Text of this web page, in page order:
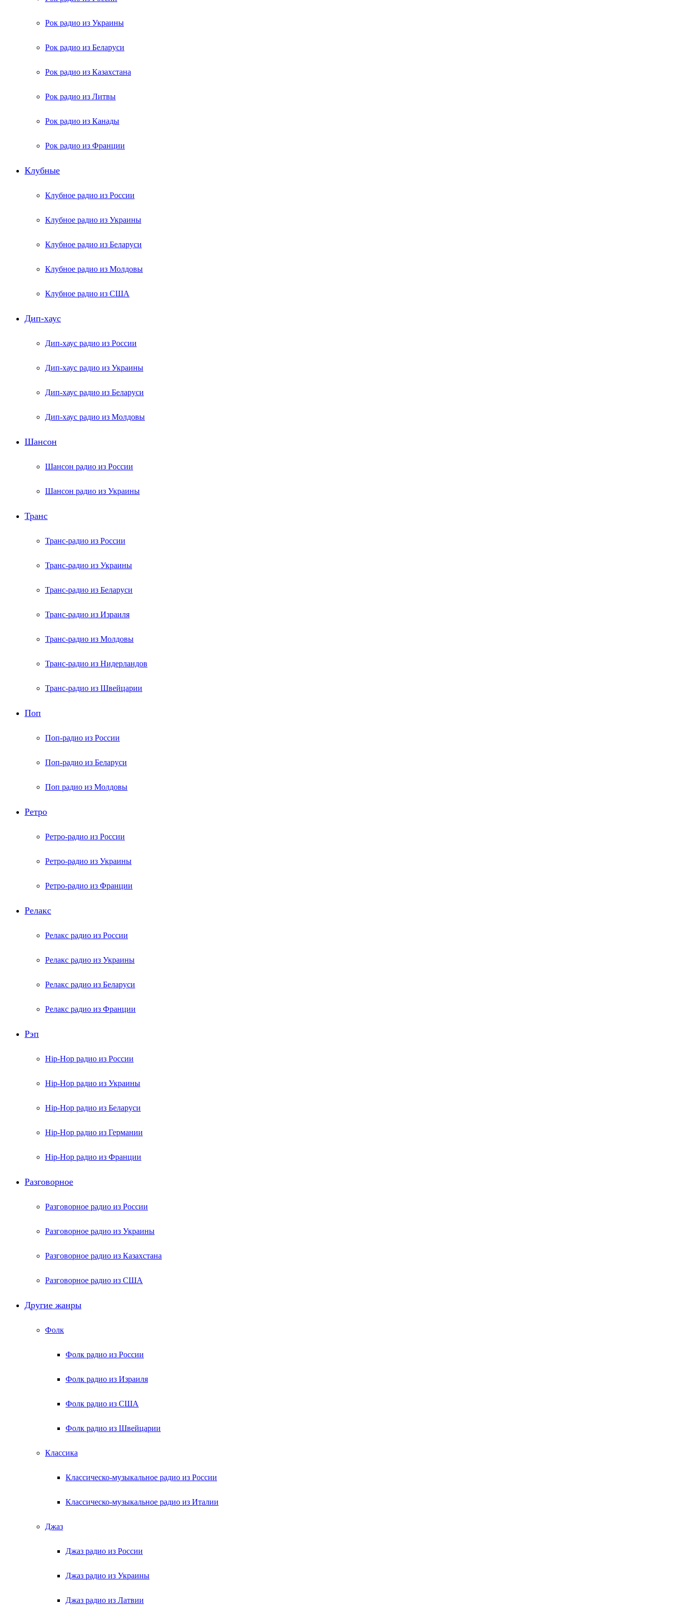
Рок радио из Украины
Рок радио из Беларуси
Рок радио из Казахстана
Рок радио из Литвы
Рок радио из Канады
Рок радио из Франции
Клубные
Клубное радио из России
Клубное радио из Украины
Клубное радио из Беларуси
Клубное радио из Молдовы
Клубное радио из США
Дип-хаус
Дип-хаус радио из России
Дип-хаус радио из Украины
Дип-хаус радио из Беларуси
Дип-хаус радио из Молдовы
Шансон
Шансон радио из России
Шансон радио из Украины
Транс
Транс-радио из России
Транс-радио из Украины
Транс-радио из Беларуси
Транс-радио из Израиля
Транс-радио из Молдовы
Транс-радио из Нидерландов
Транс-радио из Швейцарии
Поп
Поп-радио из России
Поп-радио из Беларуси
Поп радио из Молдовы
Ретро
Ретро-радио из России
Ретро-радио из Украины
Ретро-радио из Франции
Релакс
Релакс радио из России
Релакс радио из Украины
Релакс радио из Беларуси
Релакс радио из Франции
Рэп
Hip-Hop радио из России
Hip-Hop радио из Украины
Hip-Hop радио из Беларуси
Hip-Hop радио из Германии
Hip-Hop радио из Франции
Разговорное
Разговорное радио из России
Разговорное радио из Украины
Разговорное радио из Казахстана
Разговорное радио из США
Другие жанры
Фолк
Фолк радио из России
Фолк радио из Израиля
Фолк радио из США
Фолк радио из Швейцарии
Классика
Классическо-музыкальное радио из России
Классическо-музыкальное радио из Италии
Джаз
Джаз радио из России
Джаз радио из Украины
Джаз радио из Латвии